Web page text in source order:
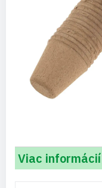
Viac informácií